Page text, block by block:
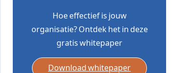
Hoe effectief is jouw
organisatie? Ontdek het in deze
gratis whitepaper
Download whitepaper